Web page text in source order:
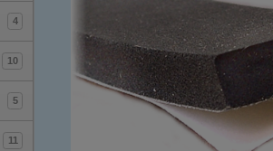
4
10
5
11